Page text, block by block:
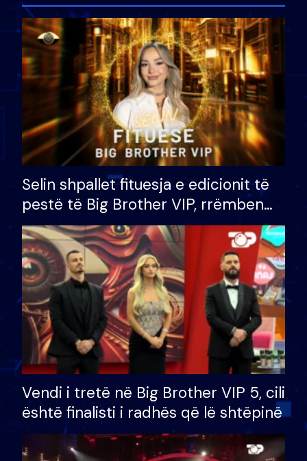
Selin shpallet fituesja e edicionit të
pestë të Big Brother VIP, rrëmben
çmimin e madh prej 100 mijë eurosh
Vendi i tretë në Big Brother VIP 5, cili
është finalisti i radhës që lë shtëpinë